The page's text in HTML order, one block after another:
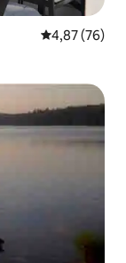
Átlagos
4,87 (76)